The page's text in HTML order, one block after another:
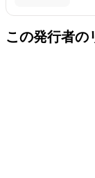
この発行者の